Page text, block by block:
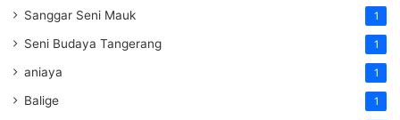
Sanggar Seni Mauk 1
Seni Budaya Tangerang 1
aniaya 1
Balige 1